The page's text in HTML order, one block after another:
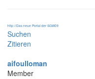
http://Das neue Portal der SGW09
Suchen
Zitieren
aifoulloman
Member